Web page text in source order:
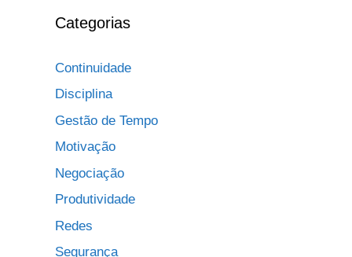
Categorias
Continuidade
Disciplina
Gestão de Tempo
Motivação
Negociação
Produtividade
Redes
Segurança